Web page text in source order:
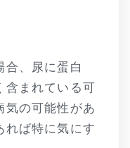
合、尿に蛋白
含まれている可
気の可能性があ
れば特に気にす